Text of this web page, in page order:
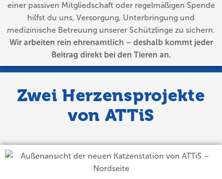
einer passiven Mitgliedschaft oder regelmäßigen Spende
hilfst du uns, Versorgung, Unterbringung und
medizinische Betreuung unserer Schützlinge zu sichern.
Wir arbeiten rein ehrenamtlich – deshalb kommt jeder
Beitrag direkt bei den Tieren an.
Zwei Herzensprojekte
von ATTiS